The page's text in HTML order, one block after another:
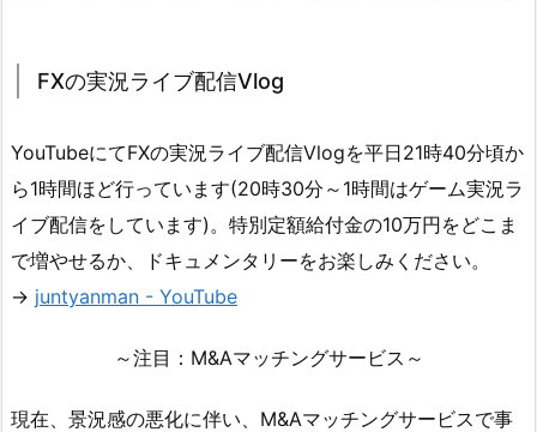
FXの実況ライブ配信Vlog
YouTubeにてFXの実況ライブ配信Vlogを平日21時40分頃か
ら1時間ほど行っています(20時30分～1時間はゲーム実況ラ
イブ配信をしています)。特別定額給付金の10万円をどこま
で増やせるか、ドキュメンタリーをお楽しみください。
→ juntyanman - YouTube
～注目：M&Aマッチングサービス～
現在、景況感の悪化に伴い、M&Aマッチングサービスで事